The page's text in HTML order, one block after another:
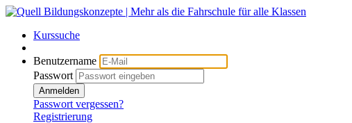
Kurssuche
Benutzername
Passwort
Anmelden
Passwort vergessen?
Registrierung